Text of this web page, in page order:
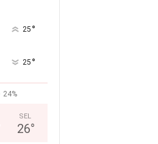
25 °
25 °
24%
SEL
26°